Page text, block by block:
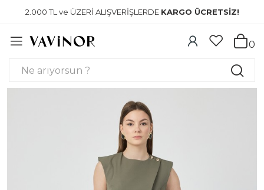
2.000 TL ve ÜZERİ ALIŞVERİŞLERDE KARGO ÜCRETSİZ!
0